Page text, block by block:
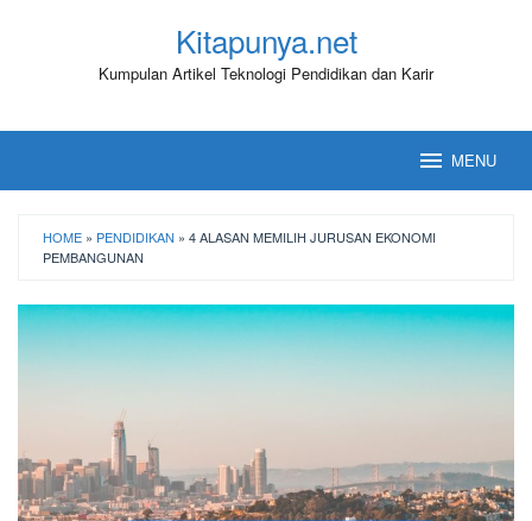
Kitapunya.net
Kumpulan Artikel Teknologi Pendidikan dan Karir
MENU
HOME » PENDIDIKAN » 4 ALASAN MEMILIH JURUSAN EKONOMI
PEMBANGUNAN